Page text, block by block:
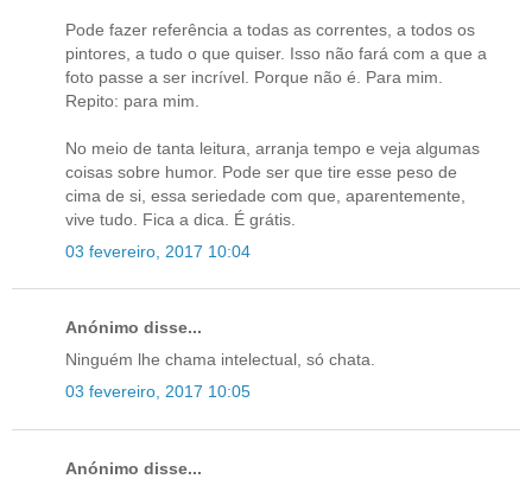
Pode fazer referência a todas as correntes, a todos os
pintores, a tudo o que quiser. Isso não fará com a que a
foto passe a ser incrível. Porque não é. Para mim.
Repito: para mim.
No meio de tanta leitura, arranja tempo e veja algumas
coisas sobre humor. Pode ser que tire esse peso de
cima de si, essa seriedade com que, aparentemente,
vive tudo. Fica a dica. É grátis.
03 fevereiro, 2017 10:04
Anónimo disse...
Ninguém lhe chama intelectual, só chata.
03 fevereiro, 2017 10:05
Anónimo disse...